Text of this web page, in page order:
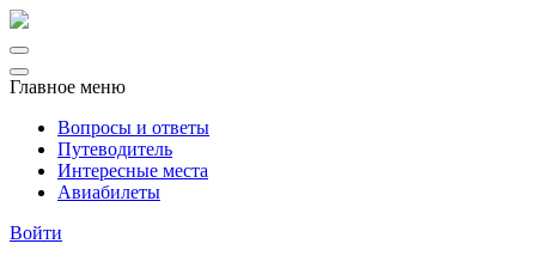
Главное меню
Вопросы и ответы
Путеводитель
Интересные места
Авиабилеты
Войти